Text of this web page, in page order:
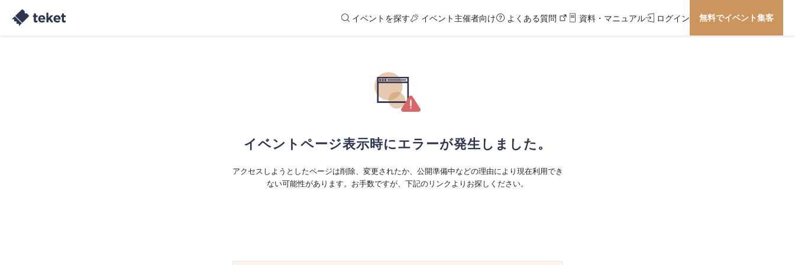
イベントを探す イベント主催者向け よくある質問 資料・マニュアル ログイン 無料でイベント集客
イベントページ表示時にエラーが発生しました。
アクセスしようとしたページは削除、変更されたか、公開準備中などの理由により現在利用でき
ない可能性があります。お手数ですが、下記のリンクよりお探しください。